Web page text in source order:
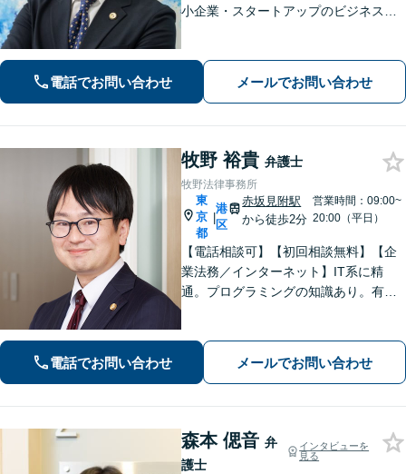
小企業・スタートアップのビジネスを
げ、AI・労務等の推進から紛争・不祥
事・当局対応まで全般サポート。
電話でお問い合わせ メールでお問い合わせ
牧野 裕貴 弁護士
牧野法律事務所
東
京
都
|
港
区
赤坂見附駅
から徒歩2分
営業時間：09:00~
20:00（平日）
【電話相談可】【初回相談無料】【企
業法務／インターネット】IT系に精
通。プログラミングの知識あり。有事
題などにも注力【夜間・休日面談可】
【赤坂見附駅／永田町駅2分】
電話でお問い合わせ メールでお問い合わせ
森本 偲音 弁
護士
インタビューを
見る